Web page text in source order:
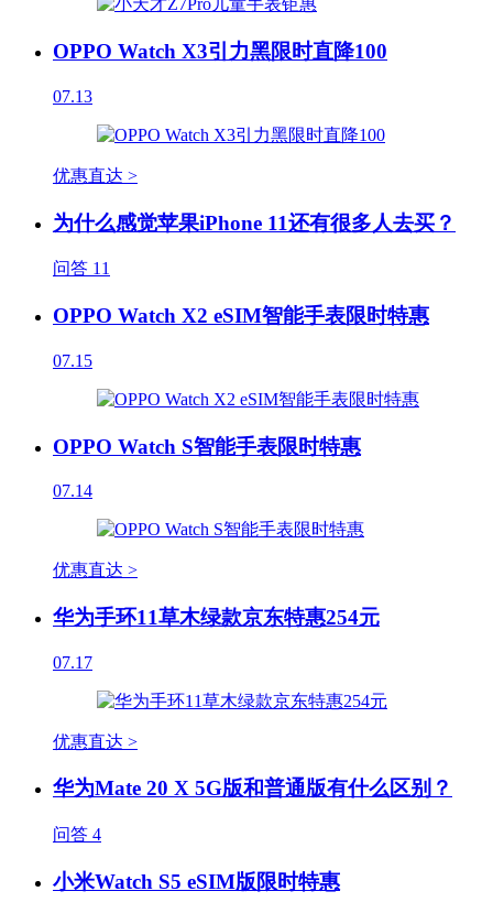
OPPO Watch X3引力黑限时直降100
07.13
优惠直达 >
为什么感觉苹果iPhone 11还有很多人去买？
问答 11
OPPO Watch X2 eSIM智能手表限时特惠
07.15
OPPO Watch S智能手表限时特惠
07.14
优惠直达 >
华为手环11草木绿款京东特惠254元
07.17
优惠直达 >
华为Mate 20 X 5G版和普通版有什么区别？
问答 4
小米Watch S5 eSIM版限时特惠